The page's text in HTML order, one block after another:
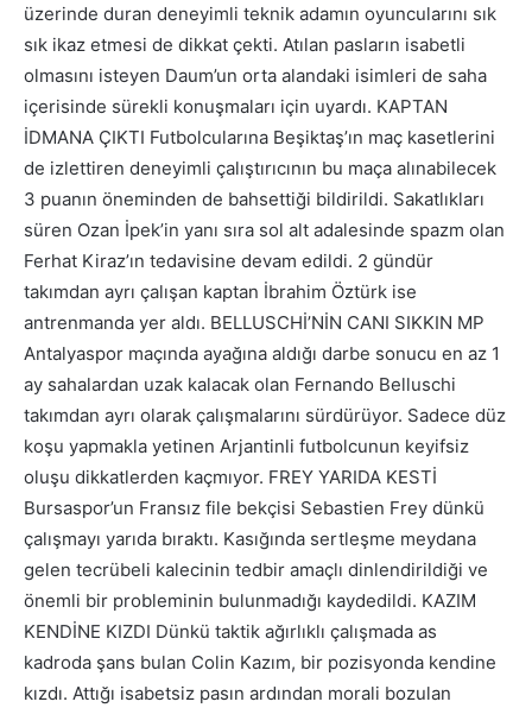
üzerinde duran deneyimli teknik adamın oyuncularını sık
sık ikaz etmesi de dikkat çekti. Atılan pasların isabetli
olmasını isteyen Daum’un orta alandaki isimleri de saha
içerisinde sürekli konuşmaları için uyardı. KAPTAN
İDMANA ÇIKTI Futbolcularına Beşiktaş’ın maç kasetlerini
de izlettiren deneyimli çalıştırıcının bu maça alınabilecek
3 puanın öneminden de bahsettiği bildirildi. Sakatlıkları
süren Ozan İpek’in yanı sıra sol alt adalesinde spazm olan
Ferhat Kiraz’ın tedavisine devam edildi. 2 gündür
takımdan ayrı çalışan kaptan İbrahim Öztürk ise
antrenmanda yer aldı. BELLUSCHİ’NİN CANI SIKKIN MP
Antalyaspor maçında ayağına aldığı darbe sonucu en az 1
ay sahalardan uzak kalacak olan Fernando Belluschi
takımdan ayrı olarak çalışmalarını sürdürüyor. Sadece düz
koşu yapmakla yetinen Arjantinli futbolcunun keyifsiz
oluşu dikkatlerden kaçmıyor. FREY YARIDA KESTİ
Bursaspor’un Fransız file bekçisi Sebastien Frey dünkü
çalışmayı yarıda bıraktı. Kasığında sertleşme meydana
gelen tecrübeli kalecinin tedbir amaçlı dinlendirildiği ve
önemli bir probleminin bulunmadığı kaydedildi. KAZIM
KENDİNE KIZDI Dünkü taktik ağırlıklı çalışmada as
kadroda şans bulan Colin Kazım, bir pozisyonda kendine
kızdı. Attığı isabetsiz pasın ardından morali bozulan